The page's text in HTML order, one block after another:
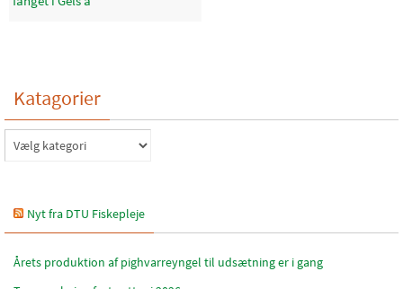
Katagorier
Katagorier
Nyt fra DTU Fiskepleje
Årets produktion af pighvarreyngel til udsætning er i gang